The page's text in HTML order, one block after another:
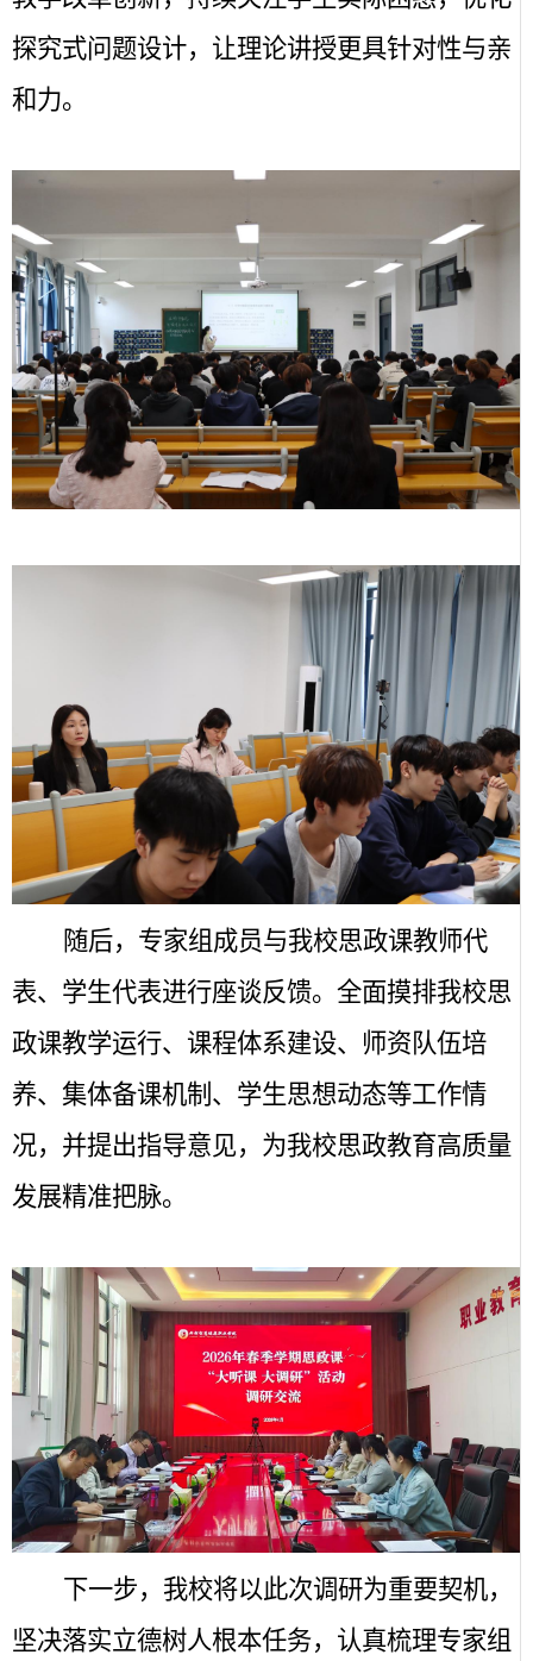
探究式问题设计，让理论讲授更具针对性与亲
和力。
随后，专家组成员与我校思政课教师代
表、学生代表进行座谈反馈。全面摸排我校思
政课教学运行、课程体系建设、师资队伍培
养、集体备课机制、学生思想动态等工作情
况，并提出指导意见，为我校思政教育高质量
发展精准把脉。
下一步，我校将以此次调研为重要契机，
坚决落实立德树人根本任务，认真梳理专家组